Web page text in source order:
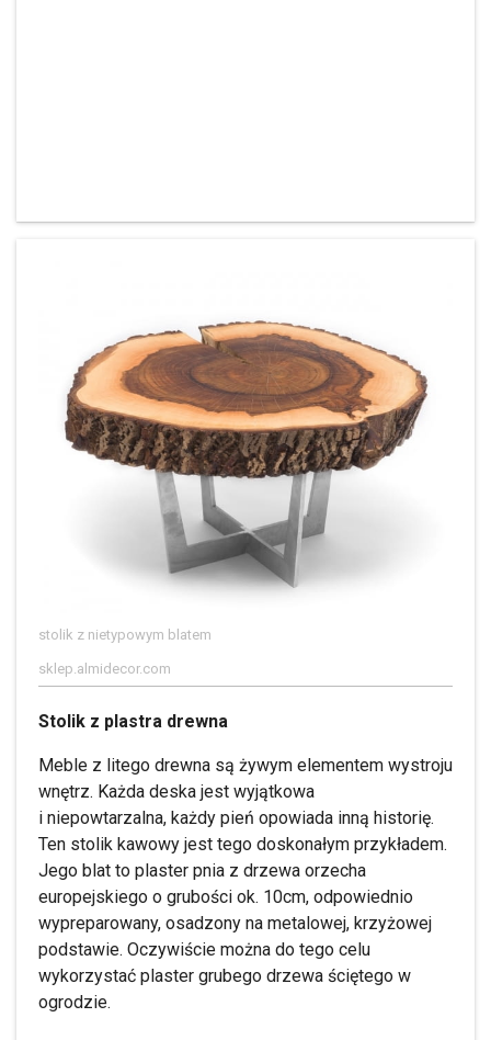
stolik z nietypowym blatem
sklep.almidecor.com
Stolik z plastra drewna
Meble z litego drewna są żywym elementem wystroju
wnętrz. Każda deska jest wyjątkowa
i niepowtarzalna, każdy pień opowiada inną historię.
Ten stolik kawowy jest tego doskonałym przykładem.
Jego blat to plaster pnia z drzewa orzecha
europejskiego o grubości ok. 10cm, odpowiednio
wypreparowany, osadzony na metalowej, krzyżowej
podstawie. Oczywiście można do tego celu
wykorzystać plaster grubego drzewa ściętego w
ogrodzie.